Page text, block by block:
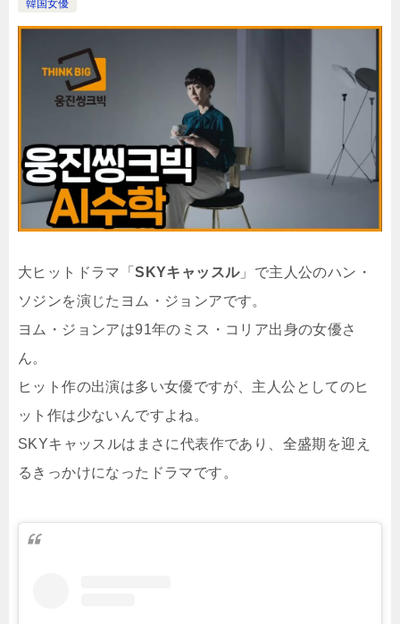
韓国女優
大ヒットドラマ「SKYキャッスル」で主人公のハン・
ソジンを演じたヨム・ジョンアです。
ヨム・ジョンアは91年のミス・コリア出身の女優さ
ん。
ヒット作の出演は多い女優ですが、主人公としてのヒ
ット作は少ないんですよね。
SKYキャッスルはまさに代表作であり、全盛期を迎え
るきっかけになったドラマです。